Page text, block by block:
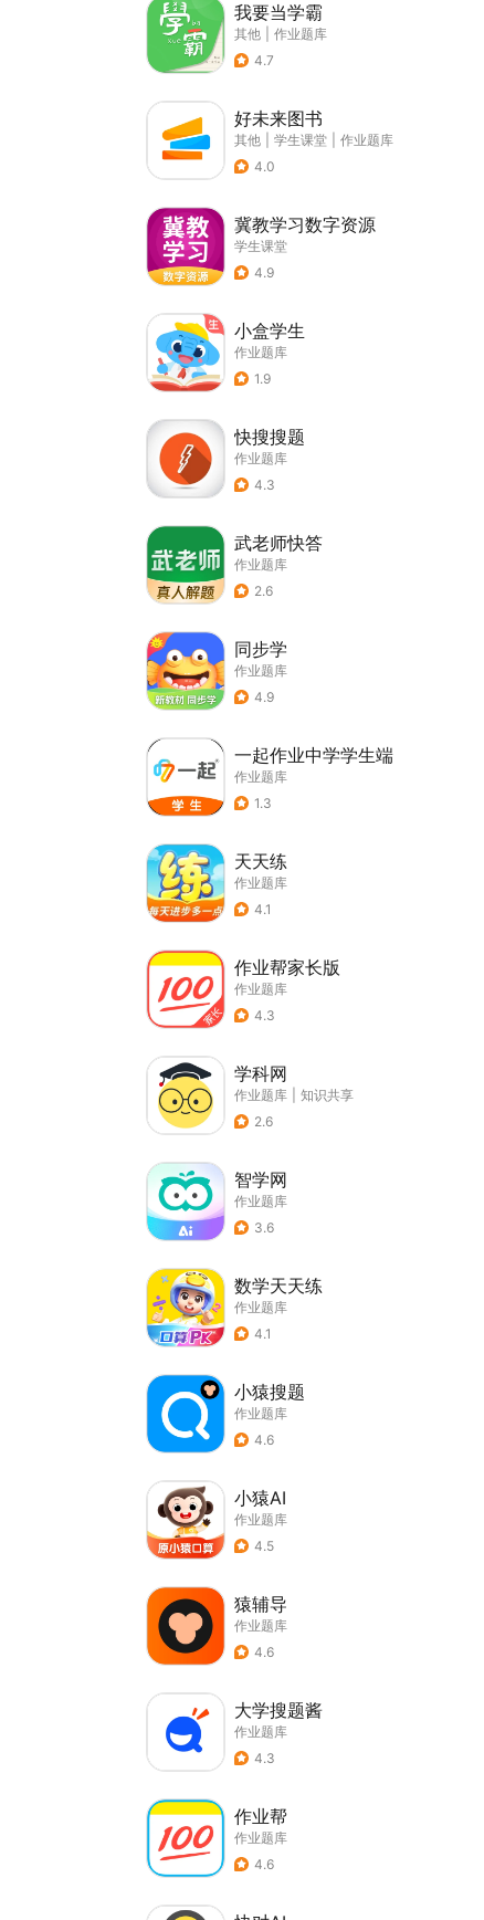
我要当学霸
其他
作业题库
4.7
好未来图书
其他 学生课堂
作业题库
4.0
冀教学习数字资源
学生课堂
4.9
小盒学生
作业题库
1.9
快搜搜题
作业题库
4.3
武老师快答
作业题库
2.6
同步学
作业题库
4.9
一起作业中学学生端
作业题库
1.3
天天练
作业题库
4.1
作业帮家长版
作业题库
4.3
学科网
作业题库
知识共享
2.6
智学网
作业题库
3.6
数学天天练
作业题库
4.1
小猿搜题
作业题库
4.6
小猿AI
作业题库
4.5
猿辅导
作业题库
4.6
大学搜题酱
作业题库
4.3
作业帮
作业题库
4.6